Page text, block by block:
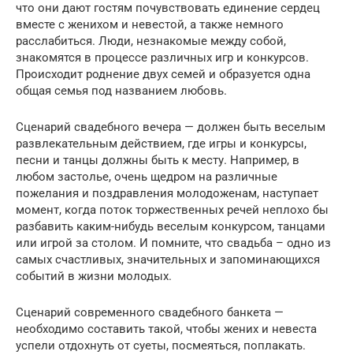
что они дают гостям почувствовать единение сердец
вместе с женихом и невестой, а также немного
расслабиться. Люди, незнакомые между собой,
знакомятся в процессе различных игр и конкурсов.
Происходит роднение двух семей и образуется одна
общая семья под названием любовь.
Сценарий свадебного вечера — должен быть веселым
развлекательным действием, где игры и конкурсы,
песни и танцы должны быть к месту. Например, в
любом застолье, очень щедром на различные
пожелания и поздравления молодоженам, наступает
момент, когда поток торжественных речей неплохо бы
разбавить каким-нибудь веселым конкурсом, танцами
или игрой за столом. И помните, что свадьба – одно из
самых счастливых, значительных и запоминающихся
событий в жизни молодых.
Сценарий современного свадебного банкета —
необходимо составить такой, чтобы жених и невеста
успели отдохнуть от суеты, посмеяться, поплакать.